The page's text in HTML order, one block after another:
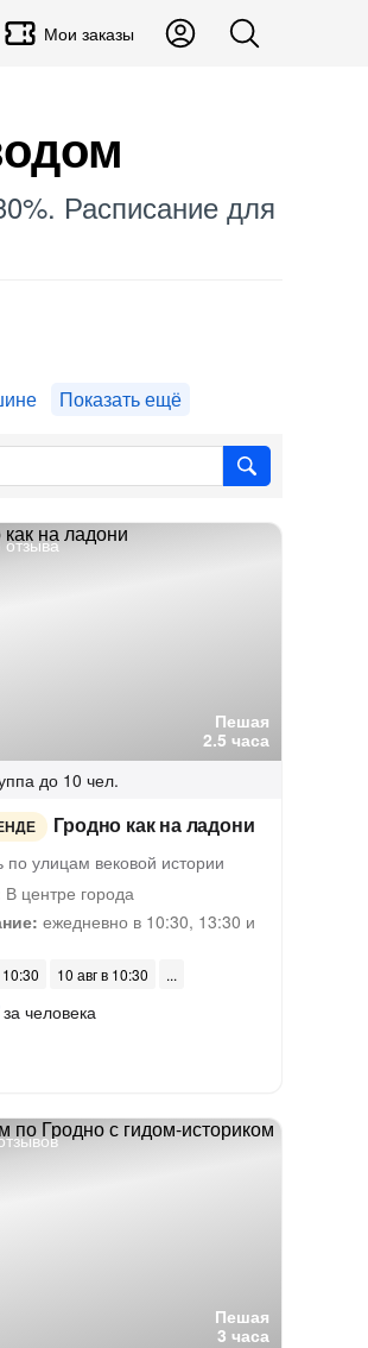
Мои заказы
Расписание для
Показать ещё
Пешая
2.5 часа
отзыва
до 10 чел.
Гродно как на ладони
по улицам вековой истории
В центре города
ежедневно в 10:30, 13:30 и
10 авг в 10:30
за человека
Пешая
3 часа